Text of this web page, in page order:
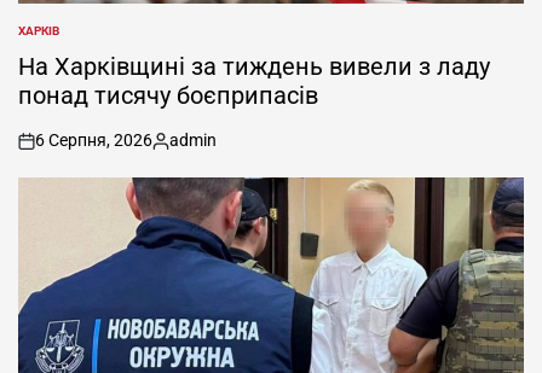
ОПУБЛІКУВАТИ
У
ХАРКІВ
На Харківщині за тиждень вивели з ладу
понад тисячу боєприпасів
on
6 Серпня, 2026
Опубліковано
admin